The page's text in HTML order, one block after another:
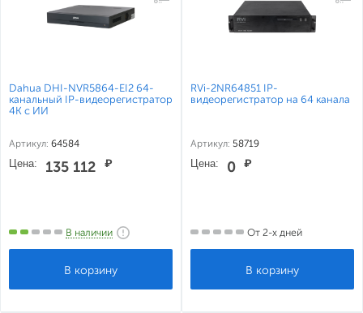
Dahua DHI-NVR5864-EI2 64-
канальный IP-видеорегистратор
4K с ИИ
Артикул: 64584
Цена: 135 112 ₽
В наличии
RVi-2NR64851 IP-
видеорегистратор на 64 канала
Артикул: 58719
Цена: 0 ₽
От 2-х дней